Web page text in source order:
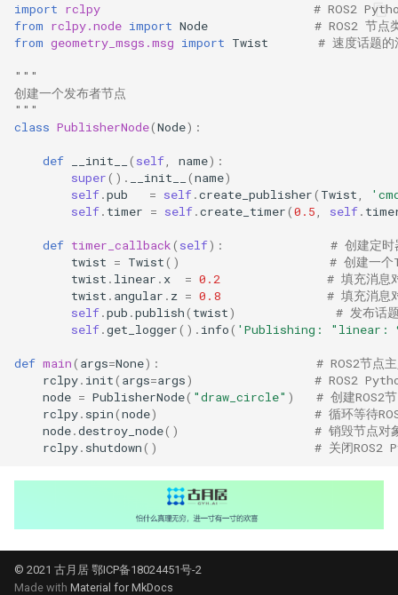
import rclpy
# ROS2
from rclpy.node import Node
# ROS2 节点
from geometry_msgs.msg import Twist # 速度话题的
"""
创建一个发布者节点
"""
class PublisherNode(Node):
def __init__ ( self, name):
super() . __init__ (name)
self.pub = self.create_publisher( Twist,
self. timer = self.create_timer(0.5, self.
def timer_callback( self):
# 创建定时
twist = Twist()
# 创建一个
twist . linear . x = 0.2
# 填充消息
twist . angular . z = 0.8
# 填充消息
self.pub .publish( twist)
# 发布话
self.get_logger() . info( 'Publishing: "linear:
def main( args=None):
# ROS2节点
rclpy. init( args=args)
# ROS2
node = PublisherNode( "draw_circle" )
# 创建ROS2
rclpy. spin(node)
# 循环等待
node.destroy_node()
# 销毁节点对
rclpy. shutdown() # 关闭ROS2
© 2021 古月居 鄂ICP备18024451号-2
Made with Material for MkDocs